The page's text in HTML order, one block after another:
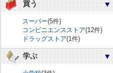
買う
スーパー(5件)
コンビニエンスストア(12件)
ドラッグストア(1件)
学ぶ